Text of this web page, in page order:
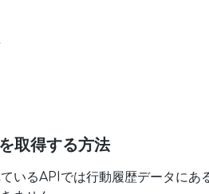
取得する方法
るAPIでは行動履歴データにあ